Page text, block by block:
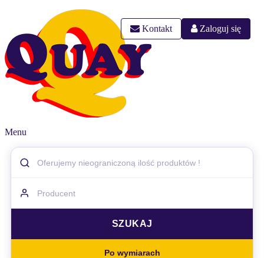
Kontakt Zaloguj się
Menu
Po wymiarach